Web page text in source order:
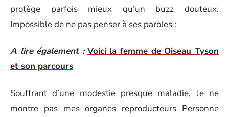
protège parfois mieux qu’un buzz douteux.
Impossible de ne pas penser à ses paroles :
A lire également : Voici la femme de Oiseau Tyson
et son parcours
Souffrant d’une modestie presque maladie, Je ne
montre pas mes organes reproducteurs Personne